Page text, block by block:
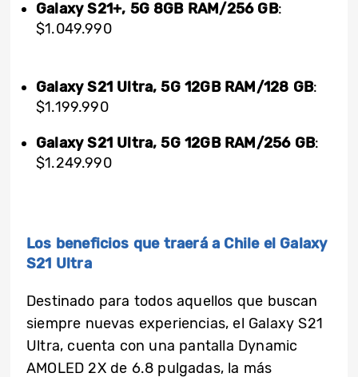
Galaxy S21+, 5G 8GB RAM/256 GB:
$1.049.990
Galaxy S21 Ultra, 5G 12GB RAM/128 GB:
$1.199.990
Galaxy S21 Ultra, 5G 12GB RAM/256 GB:
$1.249.990
Los beneficios que traerá a Chile el Galaxy
S21 Ultra
Destinado para todos aquellos que buscan
siempre nuevas experiencias, el Galaxy S21
Ultra, cuenta con una pantalla Dynamic
AMOLED 2X de 6.8 pulgadas, la más